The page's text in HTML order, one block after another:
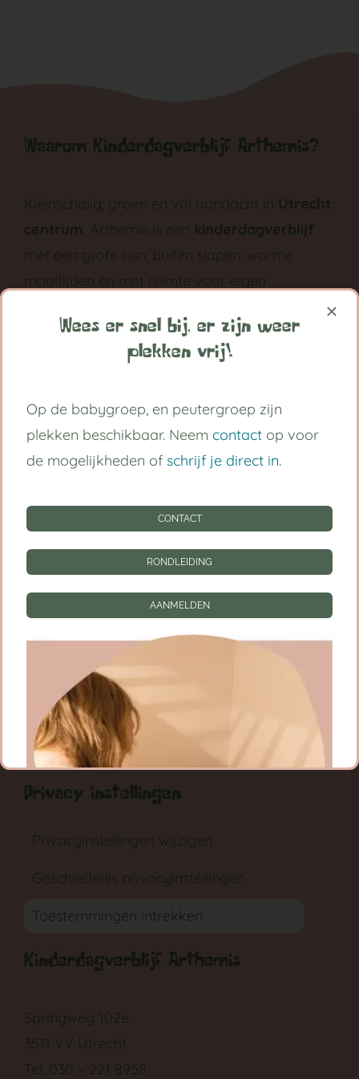
Waarom Kinderdagverblijf Arthemis?
Kleinschalig, groen en vol aandacht in Utrecht
centrum. Arthemis is een kinderdagverblijf
met een grote tuin, buiten slapen, warme
maaltijden en met ruimte voor eigen
grootst in vertrouwen.
Handige links
Kinderdagverblijf Utrecht Centrum
Tarieven
CONTACT
RONDLEIDING
AANMELDEN
Privacy instellingen
Privacyinstellingen wijzigen
Geschiedenis privacyinstellingen
Toestemmingen intrekken
Kinderdagverblijf Arthemis
Springweg 102e
3511 VV Utrecht
Tel: 030 – 221 8958
Wees er snel bij, er zijn weer
plekken vrij!
Op de babygroep, en peutergroep zijn
plekken beschikbaar. Neem contact op voor
de mogelijkheden of schrijf je direct in.
CONTACT
RONDLEIDING
AANMELDEN